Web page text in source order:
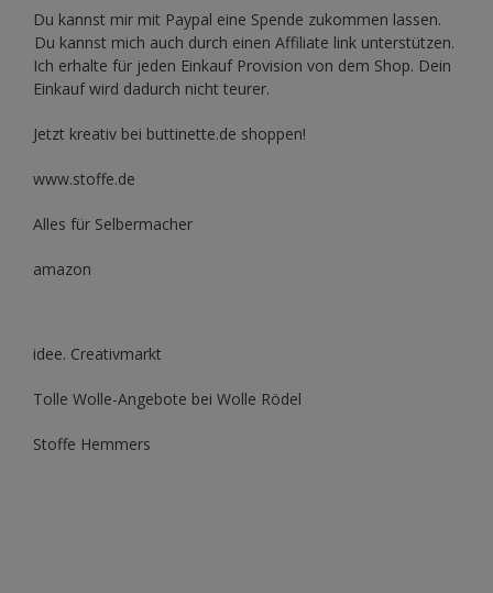
Du kannst mir mit Paypal eine Spende zukommen lassen.
Du kannst mich auch durch einen Affiliate link unterstützen.
Ich erhalte für jeden Einkauf Provision von dem Shop. Dein
Einkauf wird dadurch nicht teurer.
Jetzt kreativ bei buttinette.de shoppen!
www.stoffe.de
Alles für Selbermacher
amazon
idee. Creativmarkt
Tolle Wolle-Angebote bei Wolle Rödel
Stoffe Hemmers